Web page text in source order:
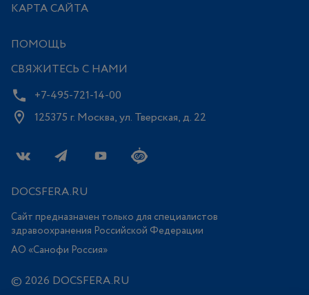
КАРТА САЙТА
ПОМОЩЬ
СВЯЖИТЕСЬ С НАМИ
+7-495-721-14-00
125375 г. Москва, ул. Тверская, д. 22
DOCSFERA.RU
Сайт предназначен только для специалистов
здравоохранения Российской Федерации
АО «Санофи Россия»
© 2026 DOCSFERA.RU